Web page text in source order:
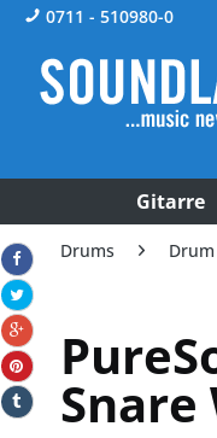
0711 - 510980-0
Gitarre
Drums
Snare